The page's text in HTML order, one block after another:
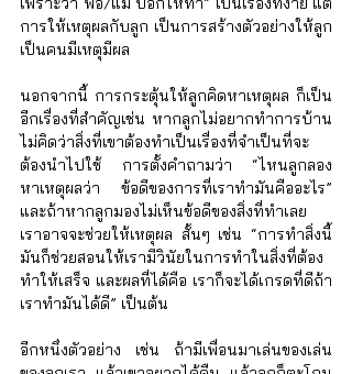
การให้เหตุผลกับลูก เป็นการสร้างตัวอย่างให้ลูก
เป็นคนมีเหตุมีผล
นอกจากนี้ การกระตุ้นให้ลูกคิดหาเหตุผล ก็เป็น
อีกเรื่องที่สำคัญ​เช่น หากลูกไม่อยากทำการบ้าน
ไม่คิดว่าสิ่งที่เขาต้องทำเป็นเรื่องที่จำเป็นที่จะ
ต้องนำไปใช้ การตั้งคำถามว่า “ไหนลูกลอง
หาเหตุผลว่า ข้อดีของการที่เราทำมันคืออะไร”
และถ้าหากลูกมองไม่เห็นข้อดีของสิ่งที่ทำเลย
เราอาจจะช่วยให้เหตุผล สั้นๆ เช่น “การทำสิ่งนี้
มันก็ช่วยสอนให้เรามีวินัยในการทำในสิ่งที่ต้อง
ทำให้เสร็จ และผลที่ได้คือ เราก็จะได้เกรดที่ดีถ้า
เราทำมันได้ดี” เป็นต้น
อีกหนึ่งตัวอย่าง เช่น ถ้ามีเพื่อนมาเล่นของเล่น